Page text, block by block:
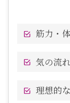
筋力・
気の流
理想的